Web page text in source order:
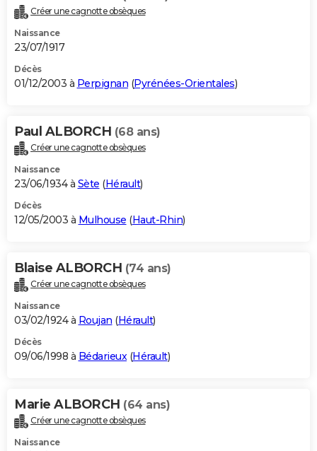
Créer une cagnotte obsèques
Naissance
23/07/1917
Décès
01/12/2003 à Perpignan (Pyrénées-Orientales)
Paul ALBORCH (68 ans)
Créer une cagnotte obsèques
Naissance
23/06/1934 à Sète (Hérault)
Décès
12/05/2003 à Mulhouse (Haut-Rhin)
Blaise ALBORCH (74 ans)
Créer une cagnotte obsèques
Naissance
03/02/1924 à Roujan (Hérault)
Décès
09/06/1998 à Bédarieux(Hérault)
Marie ALBORCH (64 ans)
Créer une cagnotte obsèques
Naissance